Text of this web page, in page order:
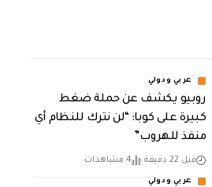
عربي ودولي
روبيو يكشف عن حملة ضغط
كبيرة على كوبا: “لن نترك للنظام أي
منفذ للهروب”
قبل 22 دقيقة 4 مشاهدات
عربي ودولي